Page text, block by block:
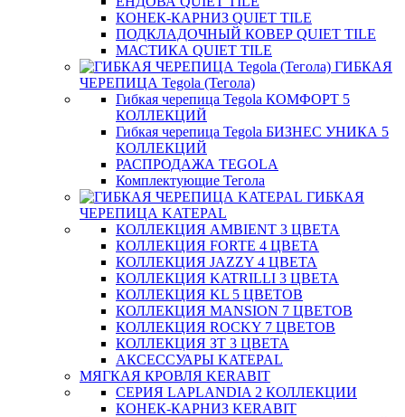
КОНЕК-КАРНИЗ QUIET TILE
ПОДКЛАДОЧНЫЙ КОВЕР QUIET TILE
МАСТИКА QUIET TILE
ГИБКАЯ
ЧЕРЕПИЦА Tegola (Тегола)
Гибкая черепица Tegola КОМФОРТ 5
КОЛЛЕКЦИЙ
Гибкая черепица Tegola БИЗНЕС УНИКА 5
КОЛЛЕКЦИЙ
РАСПРОДАЖА TEGOLA
Комплектующие Тегола
ГИБКАЯ
ЧЕРЕПИЦА KATEPAL
КОЛЛЕКЦИЯ AMBIENT 3 ЦВЕТА
КОЛЛЕКЦИЯ FORTE 4 ЦВЕТА
КОЛЛЕКЦИЯ JAZZY 4 ЦВЕТА
КОЛЛЕКЦИЯ KATRILLI 3 ЦВЕТА
КОЛЛЕКЦИЯ KL 5 ЦВЕТОВ
КОЛЛЕКЦИЯ MANSION 7 ЦВЕТОВ
КОЛЛЕКЦИЯ ROCKY 7 ЦВЕТОВ
КОЛЛЕКЦИЯ ЗТ 3 ЦВЕТА
АКСЕССУАРЫ KATEPAL
МЯГКАЯ КРОВЛЯ KERABIT
СЕРИЯ LAPLANDIA 2 КОЛЛЕКЦИИ
КОНЕК-КАРНИЗ KERABIT